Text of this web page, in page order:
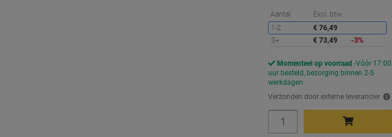
Aantal Excl. btw
1-2
€ 76,49
3+
€ 73,49 -3%
Momenteel op voorraad Vóór 17:00
uur besteld, bezorging binnen 2-5
werkdagen
Verzonden door externe leverancier